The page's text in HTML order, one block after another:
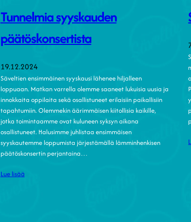
Tunnelmia syyskauden
päätöskonsertista
19.12.2024
Säveltien ensimmäinen syyskausi lähenee hiljalleen
loppuaan. Matkan varrella olemme saaneet lukuisia uusia ja
innokkaita oppilaita sekä osallistuneet erilaisiin paikallisiin
tapahtumiin. Olemmekin äärimmäisen kiitollisia kaikille,
jotka toimintaamme ovat kuluneen syksyn aikana
osallistuneet. Halusimme juhlistaa ensimmäisen
syyskautemme loppumista järjestämällä lämminhenkisen
päätöskonsertin perjantaina…
Lue lisää